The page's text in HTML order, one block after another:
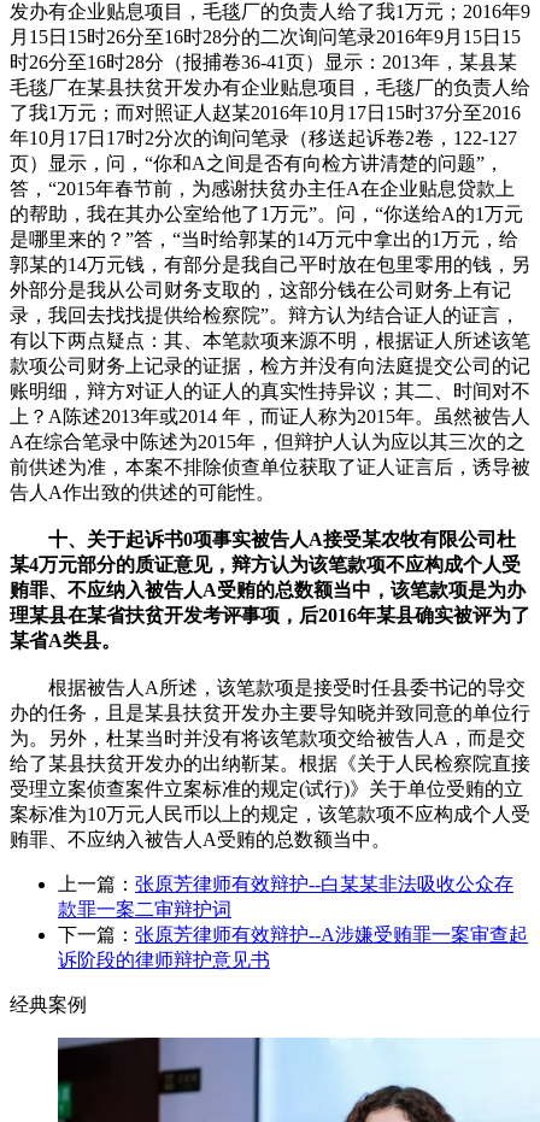
发办有企业贴息项目，毛毯厂的负责人给了我1万元；2016年9
月15日15时26分至16时28分的二次询问笔录2016年9月15日15
时26分至16时28分（报捕卷36-41页）显示：2013年，某县某
毛毯厂在某县扶贫开发办有企业贴息项目，毛毯厂的负责人给
了我1万元；而对照证人赵某2016年10月17日15时37分至2016
年10月17日17时2分次的询问笔录（移送起诉卷2卷，122-127
页）显示，问，“你和A之间是否有向检方讲清楚的问题”，
答，“2015年春节前，为感谢扶贫办主任A在企业贴息贷款上
的帮助，我在其办公室给他了1万元”。问，“你送给A的1万元
是哪里来的？”答，“当时给郭某的14万元中拿出的1万元，给
郭某的14万元钱，有部分是我自己平时放在包里零用的钱，另
外部分是我从公司财务支取的，这部分钱在公司财务上有记
录，我回去找找提供给检察院”。辩方认为结合证人的证言，
有以下两点疑点：其、本笔款项来源不明，根据证人所述该笔
款项公司财务上记录的证据，检方并没有向法庭提交公司的记
账明细，辩方对证人的证人的真实性持异议；其二、时间对不
上？A陈述2013年或2014 年，而证人称为2015年。虽然被告人
A在综合笔录中陈述为2015年，但辩护人认为应以其三次的之
前供述为准，本案不排除侦查单位获取了证人证言后，诱导被
告人A作出致的供述的可能性。
十、关于起诉书0项事实被告人A接受某农牧有限公司杜
某4万元部分的质证意见，辩方认为该笔款项不应构成个人受
贿罪、不应纳入被告人A受贿的总数额当中，该笔款项是为办
理某县在某省扶贫开发考评事项，后2016年某县确实被评为了
某省A类县。
根据被告人A所述，该笔款项是接受时任县委书记的导交
办的任务，且是某县扶贫开发办主要导知晓并致同意的单位行
为。另外，杜某当时并没有将该笔款项交给被告人A，而是交
给了某县扶贫开发办的出纳靳某。根据《关于人民检察院直接
受理立案侦查案件立案标准的规定(试行)》关于单位受贿的立
案标准为10万元人民币以上的规定，该笔款项不应构成个人受
贿罪、不应纳入被告人A受贿的总数额当中。
上一篇： 张原芳律师有效辩护--白某某非法吸收公众存
款罪一案二审辩护词
下一篇： 张原芳律师有效辩护--A涉嫌受贿罪一案审查起
诉阶段的律师辩护意见书
经典案例